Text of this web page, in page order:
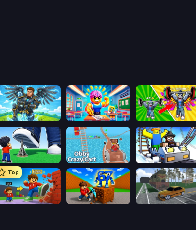
Obby: Pull a Sword Obby: Dumb or Genius IQ Test Obby: Gym Simulator, Escape
Obby: Crazy Cart Obby: Ride Carts
Top
Obby: +1 Click Wall Breaker Obby: Car Crash Sandbox